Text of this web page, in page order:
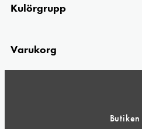
produktsidan
Kulörgrupp
Varukorg
Butiken